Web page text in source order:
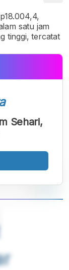
satu jam
tinggi, tercatat
Sehari,